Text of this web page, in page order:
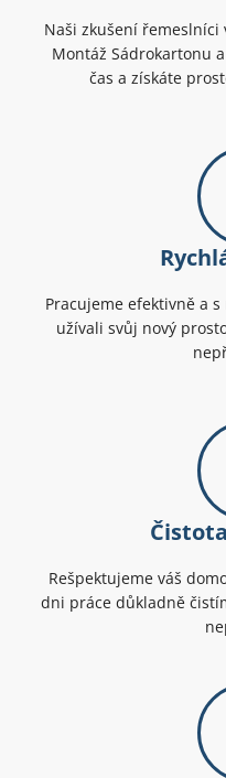
Naši zkušení
Montáž Sádrokartonu
čas a získáte
Pracujeme efektivně a
užívali svůj nový
Rešpektujeme váš
dni práce důkladně